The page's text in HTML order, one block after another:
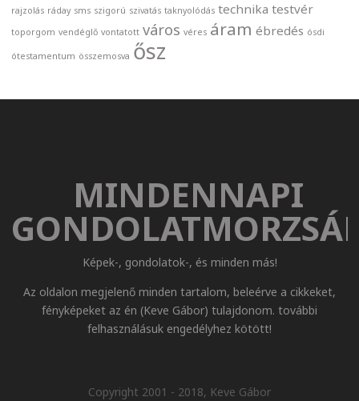
rajzolás ráday sms szigorú szivatás taknyolódás technika testvér
toporgom vendéglő vontatott város véres áram ébredés ósdi
ótestamentum összemosva ősz
MINDENNAPI
Képek-, gondolatok-, és minden más!
Az oldalon megjelenő minden tartalom, beleérve a cikkeket,
fényképeket az én (Keve Gábor) tulajdonom. további
felhasználásuk engedélyhez kötött!
Copyright 2001 - 2018, Keve Gábor